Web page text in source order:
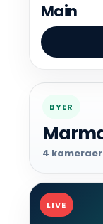
Main
BYER
4
LIVE